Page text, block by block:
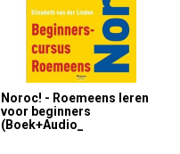
Noroc! - Roemeens leren
voor beginners
(Boek+Audio_